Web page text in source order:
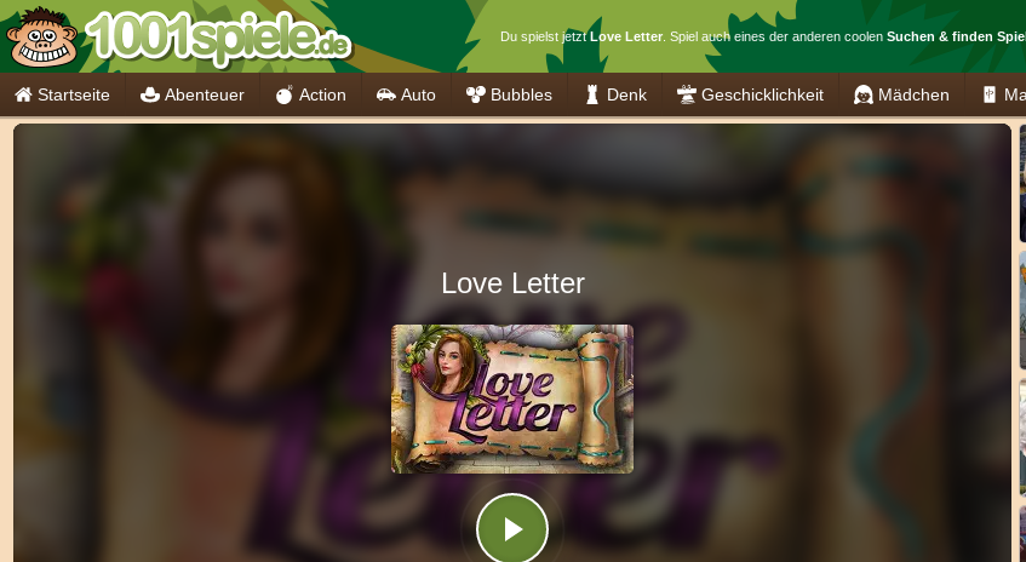
Du spielst jetztLove Letter. Spiel auch eines der anderen coolen Suchen & finden
Startseite Abenteuer Action Auto Bubbles Denk Geschicklichkeit Mädchen
Love Letter